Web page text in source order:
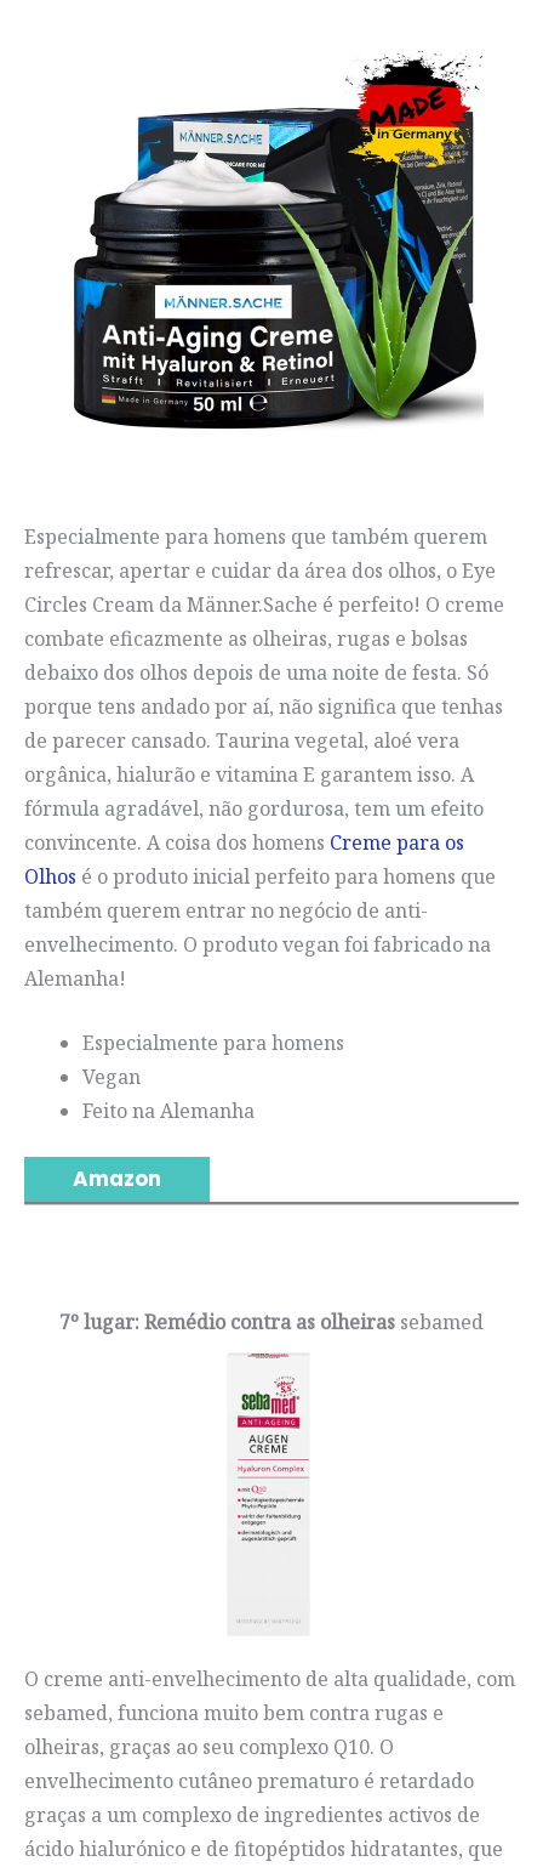
Especialmente para homens que também querem
refrescar, apertar e cuidar da área dos olhos, o Eye
Circles Cream da Männer.Sache é perfeito! O creme
combate eficazmente as olheiras, rugas e bolsas
debaixo dos olhos depois de uma noite de festa. Só
porque tens andado por aí, não significa que tenhas
de parecer cansado. Taurina vegetal, aloé vera
orgânica, hialurão e vitamina E garantem isso. A
fórmula agradável, não gordurosa, tem um efeito
convincente. A coisa dos homens Creme para os
Olhos é o produto inicial perfeito para homens que
também querem entrar no negócio de anti-
envelhecimento. O produto vegan foi fabricado na
Alemanha!
Especialmente para homens
Vegan
Feito na Alemanha
Amazon
7º lugar: Remédio contra as olheiras sebamed
O creme anti-envelhecimento de alta qualidade, com
sebamed, funciona muito bem contra rugas e
olheiras, graças ao seu complexo Q10. O
envelhecimento cutâneo prematuro é retardado
graças a um complexo de ingredientes activos de
ácido hialurónico e de fitopéptidos hidratantes, que